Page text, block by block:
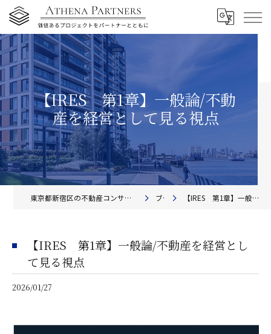
【IRES 第1章】一般論/不動
産を経営として見る視点
東京都新宿区の不動産コンサルティングならアテナ・パートナーズ株式会社 ブログ 【IRES 第1章】一般論/不動産を経営として見る視点
【IRES 第1章】一般論/不動産を経営とし
て見る視点
2026/01/27